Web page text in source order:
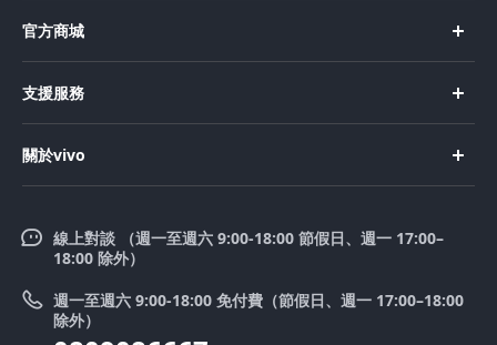
X200 Pro
X200
X200 FE
V50 Lite 5G
V50
官方商城
購買手機
購買配件
支援服務
服務中心
Funtouch OS
系統升級
零配件價格查詢
關於vivo
新聞中心
法律聲明
優惠活動
線上對談 （週一至週六 9:00-18:00 節假日、週一 17:00–
18:00 除外）
週一至週六 9:00-18:00 免付費（節假日、週一 17:00–18:00
除外）